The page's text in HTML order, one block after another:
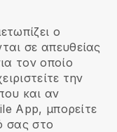
ο
σε απευθείας
τον οποίο
την
και αν
App, μπορείτε
σας στο